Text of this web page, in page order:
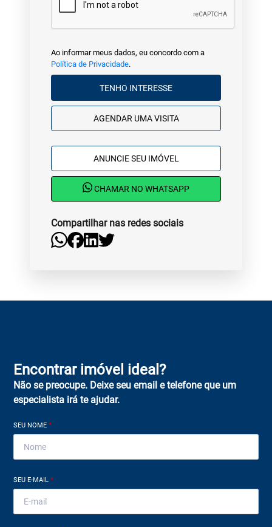
Ao informar meus dados, eu concordo com a
Política de Privacidade.
TENHO INTERESSE
AGENDAR UMA VISITA
ANUNCIE SEU IMÓVEL
CHAMAR NO WHATSAPP
Compartilhar nas redes sociais
Encontrar imóvel ideal?
Não se preocupe. Deixe seu email e telefone que um
especialista irá te ajudar.
SEU NOME*
SEU E-MAIL*